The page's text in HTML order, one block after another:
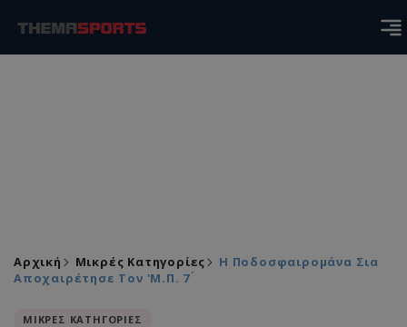
Αρχική Μικρές Κατηγορίες
Η Ποδοσφαιρομάνα Σια
Αποχαιρέτησε Τον 'Μ.Π. 7 ́
ΜΙΚΡΕΣ ΚΑΤΗΓΟΡΙΕΣ